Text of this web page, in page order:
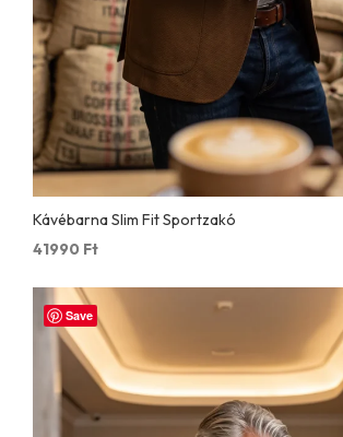
Kávébarna Slim Fit Sportzakó
41990 Ft
Save